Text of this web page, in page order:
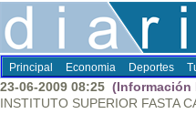
Principal Economia Deportes
23-06-2009 08:25 (Información
INSTITUTO SUPERIOR FASTA